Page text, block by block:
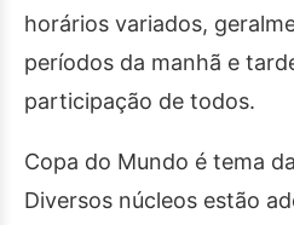
horários variados,
períodos da manhã e
participação de todos.
Copa do Mundo é tema
Diversos núcleos estão